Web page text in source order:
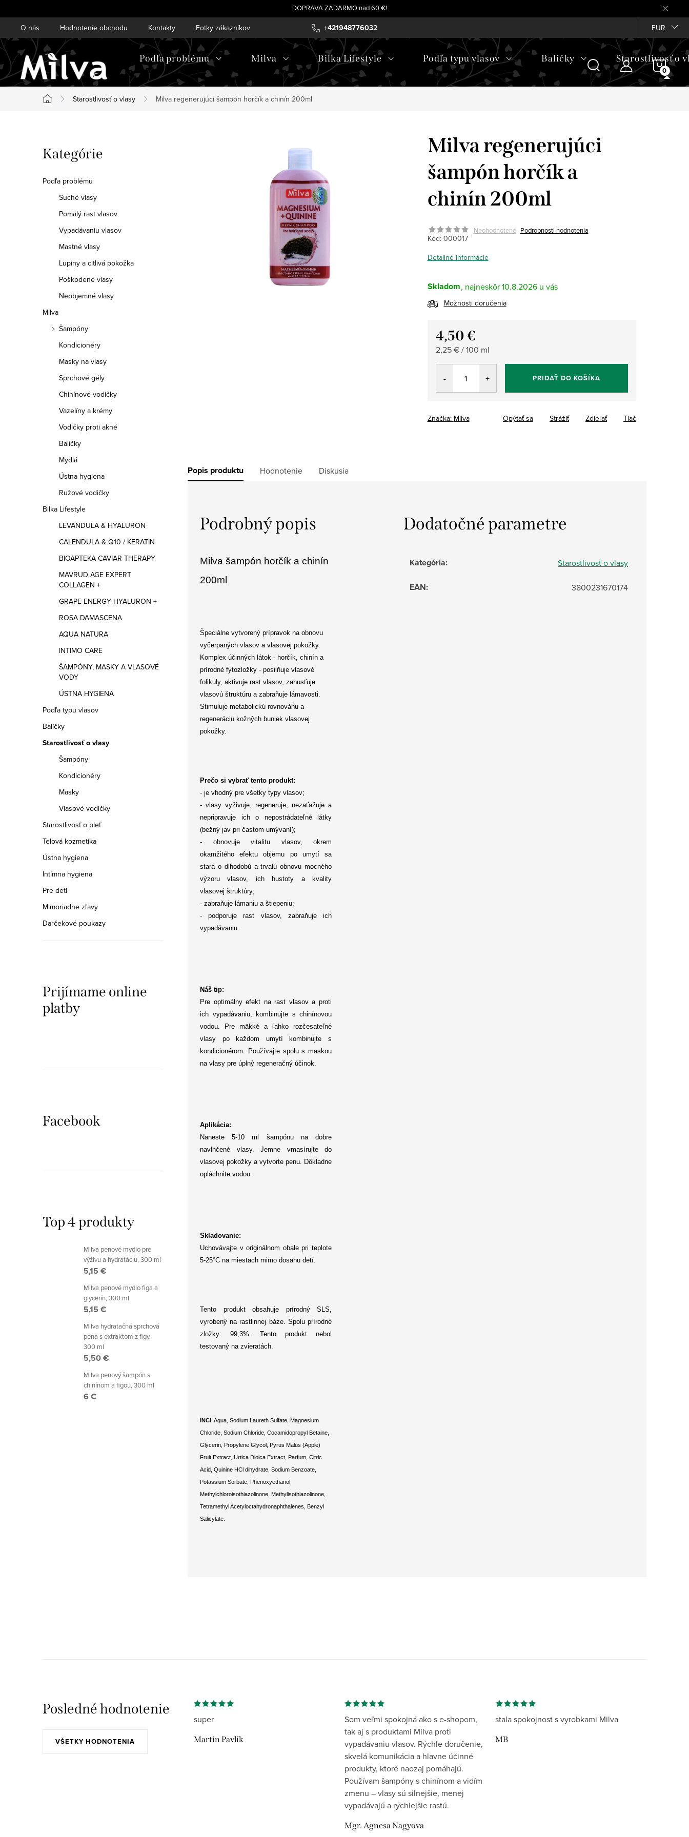
na
obsah
DOPRAVA ZADARMO nad 60 €!
+421948776032
O nás Hodnotenie obchodu Kontakty Fotky zákazníkov EUR
Podľa problému Milva Bilka Lifestyle Podľa typu vlasov Balíčky Starostlivosť o
Domov
Starostlivosť o vlasy Milva regenerujúci šampón horčík a chinín 200ml
o
č
l
Preskočiť
kategórie
Kategórie
Podľa problému
Suché vlasy
Pomalý rast vlasov
Vypadávaniu vlasov
Mastné vlasy
Lupiny a citlivá pokožka
Poškodené vlasy
Neobjemné vlasy
Milva
Šampóny
Kondicionéry
Masky na vlasy
Sprchové gély
Chinínové vodičky
Vazelíny a krémy
Vodičky proti akné
Balíčky
Mydlá
Ústna hygiena
Ružové vodičky
Bilka Lifestyle
LEVANDUĽA & HYALURON
CALENDULA & Q10 / KERATIN
BIOAPTEKA CAVIAR THERAPY
MAVRUD AGE EXPERT
COLLAGEN +
GRAPE ENERGY HYALURON +
ROSA DAMASCENA
AQUA NATURA
INTIMO CARE
ŠAMPÓNY, MASKY A VLASOVÉ
VODY
ÚSTNA HYGIENA
Podľa typu vlasov
Balíčky
Starostlivosť o vlasy
Šampóny
Kondicionéry
Masky
Vlasové vodičky
Starostlivosť o pleť
Telová kozmetika
Ústna hygiena
Intímna hygiena
Pre deti
Mimoriadne zľavy
Darčekové poukazy
Prijímame online
platby
Facebook
Top 4 produkty
Milva penové mydlo pre
výživu a hydratáciu, 300 ml
5,15 €
Milva penové mydlo figa a
glycerín, 300 ml
5,15 €
Milva hydratačná sprchová
pena s extraktom z figy,
300 ml
5,50 €
Milva penový šampón s
chinínom a figou, 300 ml
6 €
Milva regenerujúci
šampón horčík a
chinín 200ml
Neohodnotené Podrobnosti hodnotenia
Kód: 000017
Detailné informácie
Skladom 10.8.2026
Možnosti doručenia
4,50 €
Jednotková
cena:
2,25 € / 100 ml
PRIDAŤ DO KOŠÍKA
Značka: Milva Tlač
Opýtať sa Strážiť Zdieľať
Popis produktu Hodnotenie Diskusia
Podrobný popis
Milva šampón horčík a chinín
200ml
Špeciálne vytvorený prípravok na obnovu
vyčerpaných vlasov a vlasovej pokožky.
Komplex účinných látok - horčík, chinín a
prírodné fytozložky - posilňuje vlasové
folikuly, aktivuje rast vlasov, zahusťuje
vlasovú štruktúru a zabraňuje lámavosti.
Stimuluje metabolickú rovnováhu a
regeneráciu kožných buniek vlasovej
pokožky.
Prečo si vybrať tento produkt:
- je vhodný pre všetky typy vlasov;
- vlasy vyživuje, regeneruje, nezaťažuje a
nepripravuje ich o nepostrádateľné látky
(bežný jav pri častom umývaní);
- obnovuje vitalitu vlasov, okrem
okamžitého efektu objemu po umytí sa
stará o dlhodobú a trvalú obnovu mocného
výzoru vlasov, ich hustoty a kvality
vlasovej štruktúry;
- zabraňuje lámaniu a štiepeniu;
- podporuje rast vlasov, zabraňuje ich
vypadávaniu.
Náš tip:
Pre optimálny efekt na rast vlasov a proti
ich vypadávaniu, kombinujte s chinínovou
vodou. Pre mäkké a ľahko rozčesateľné
vlasy po každom umytí kombinujte s
kondicionérom.
Používajte spolu s maskou
na vlasy pre úplný regeneračný účinok.
Aplikácia:
Naneste 5-10 ml šampónu na dobre
navlhčené vlasy. Jemne vmasírujte do
vlasovej pokožky a vytvorte penu. Dôkladne
opláchnite vodou.
Skladovanie:
Uchovávajte v originálnom obale pri teplote
5-25°C na miestach mimo dosahu detí.
Tento produkt obsahuje prírodný SLS,
vyrobený na rastlinnej báze. Spolu prírodné
zložky: 99,3%. Tento produkt nebol
testovaný na zvieratách.
INCI: Aqua, Sodium Laureth Sulfate, Magnesium
Chloride, Sodium Chloride, Cocamidopropyl Betaine,
Glycerin, Propylene Glycol, Pyrus Malus (Apple)
Fruit Extract, Urtica Dioica Extract, Parfum, Citric
Acid, Quinine HCl dihydrate, Sodium Benzoate,
Potassium Sorbate, Phenoxyethanol,
Methylchloroisothiazolinone, Methylisothiazolinone,
Tetramethyl Acetyloctahydronaphthalenes, Benzyl
Salicylate.
Dodatočné parametre
Kategória: Starostlivosť o vlasy
EAN: 3800231670174
Posledné hodnotenie
VŠETKY HODNOTENIA
super
Martin Pavlík
Som veľmi spokojná ako s e-shopom,
tak aj s produktami Milva proti
vypadávaniu vlasov. Rýchle doručenie,
skvelá komunikácia a hlavne účinné
produkty, ktoré naozaj pomáhajú.
Používam šampóny s chinínom a vidím
zmenu – vlasy sú silnejšie, menej
vypadávajú a rýchlejšie rastú.
Mgr. Agnesa Nagyova
stala spokojnost s vyrobkami Milva
MB